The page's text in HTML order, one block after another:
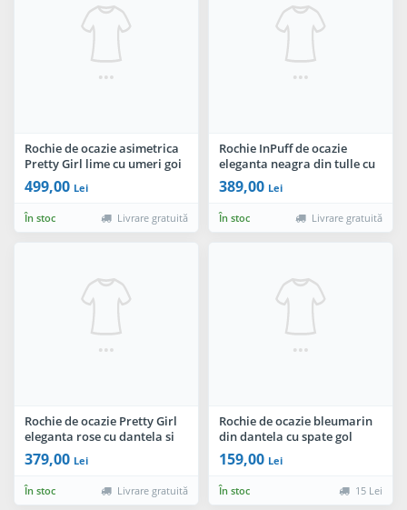
Rochie de ocazie asimetrica
Pretty Girl lime cu umeri goi
499,00 Lei
În stoc Livrare gratuită
Rochie InPuff de ocazie
eleganta neagra din tulle cu
buline din catifea
389,00 Lei
În stoc Livrare gratuită
Rochie de ocazie Pretty Girl
eleganta rose cu dantela si
paiete discrete
379,00 Lei
În stoc Livrare gratuită
Rochie de ocazie bleumarin
din dantela cu spate gol
159,00 Lei
În stoc 15 Lei